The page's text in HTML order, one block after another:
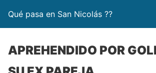
Qué pasa en San Nicolás ??
APREHENDIDO POR